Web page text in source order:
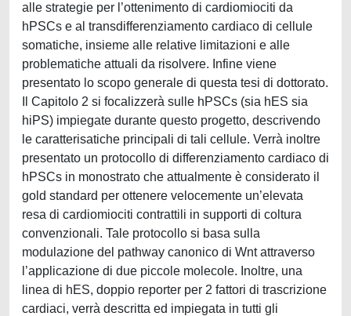
alle strategie per l’ottenimento di cardiomiociti da
hPSCs e al transdifferenziamento cardiaco di cellule
somatiche, insieme alle relative limitazioni e alle
problematiche attuali da risolvere. Infine viene
presentato lo scopo generale di questa tesi di dottorato.
Il Capitolo 2 si focalizzerà sulle hPSCs (sia hES sia
hiPS) impiegate durante questo progetto, descrivendo
le caratterisatiche principali di tali cellule. Verrà inoltre
presentato un protocollo di differenziamento cardiaco di
hPSCs in monostrato che attualmente è considerato il
gold standard per ottenere velocemente un’elevata
resa di cardiomiociti contrattili in supporti di coltura
convenzionali. Tale protocollo si basa sulla
modulazione del pathway canonico di Wnt attraverso
l’applicazione di due piccole molecole. Inoltre, una
linea di hES, doppio reporter per 2 fattori di trascrizione
cardiaci, verrà descritta ed impiegata in tutti gli